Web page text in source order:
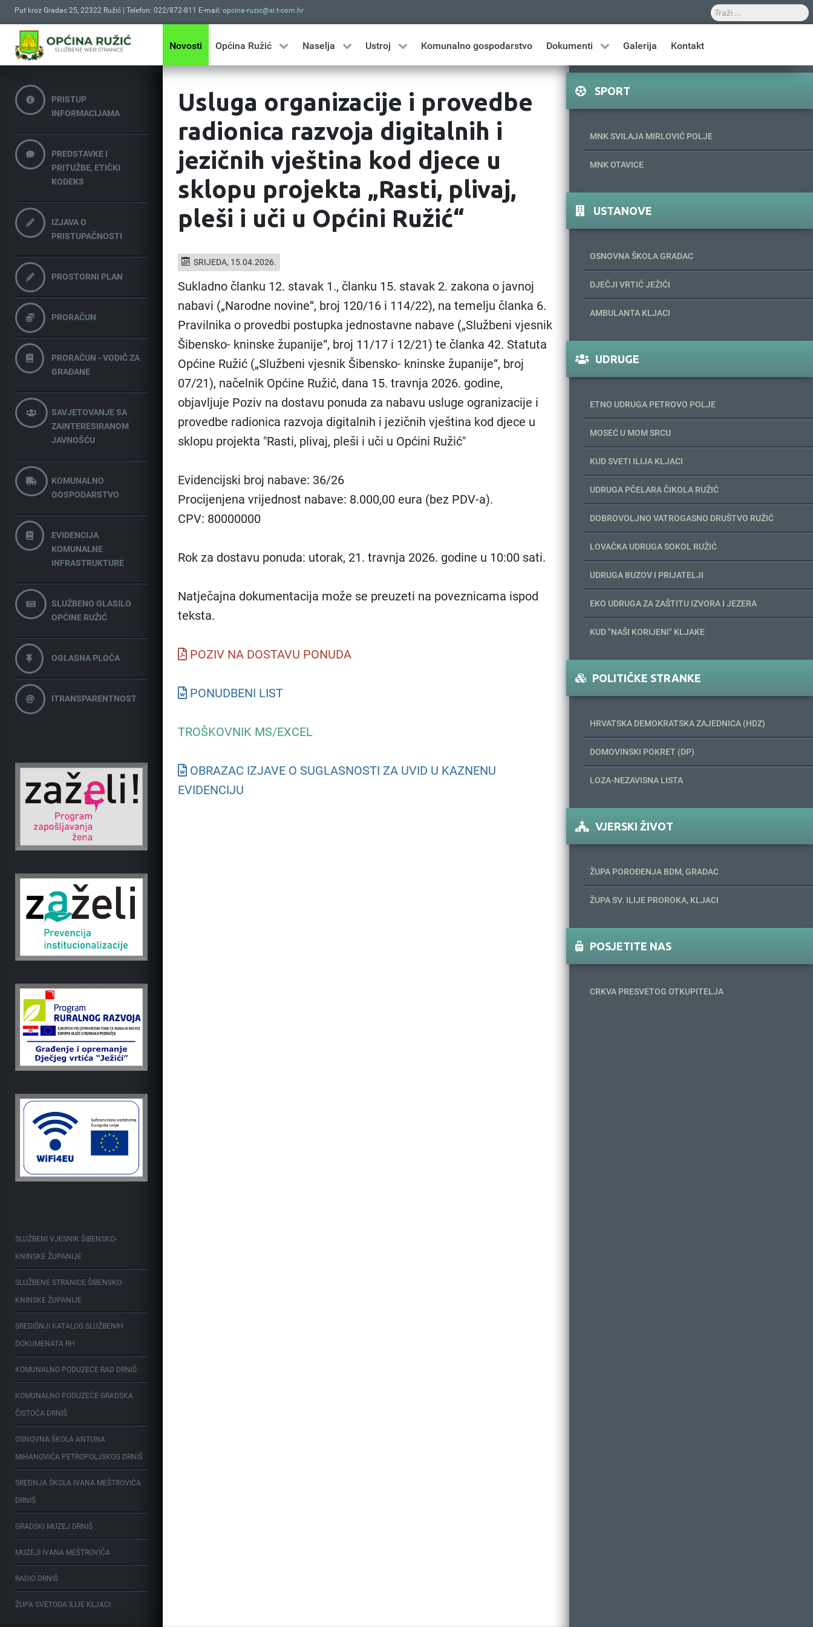
Put kroz Gradac 25, 22322 Ružić | Telefon: 022/872-811 E-mail: opcina-ruzic@si.t-com.hr
Novosti Općina Ružić Naselja Ustroj Komunalno gospodarstvo Dokumenti Galerija Kontakt
PRISTUP
INFORMACIJAMA
PREDSTAVKE I
PRITUŽBE, ETIČKI
KODEKS
IZJAVA O
PRISTUPAČNOSTI
PROSTORNI PLAN
PRORAČUN
PRORAČUN - VODIČ ZA
GRAĐANE
SAVJETOVANJE SA
ZAINTERESIRANOM
JAVNOŠĆU
KOMUNALNO
GOSPODARSTVO
EVIDENCIJA
KOMUNALNE
INFRASTRUKTURE
SLUŽBENO GLASILO
OPĆINE RUŽIĆ
OGLASNA PLOČA
ITRANSPARENTNOST
SLUŽBENI VJESNIK ŠIBENSKO-
KNINSKE ŽUPANIJE
SLUŽBENE STRANICE ŠIBENSKO-
KNINSKE ŽUPANIJE
SREDIŠNJI KATALOG SLUŽBENIH
DOKUMENATA RH
KOMUNALNO PODUZEĆE RAD DRNIŠ
KOMUNALNO PODUZEĆE GRADSKA
ČISTOĆA DRNIŠ
OSNOVNA ŠKOLA ANTUNA
MIHANOVIĆA PETROPOLJSKOG DRNIŠ
SREDNJA ŠKOLA IVANA MEŠTROVIĆA
DRNIŠ
GRADSKI MUZEJ DRNIŠ
MUZEJI IVANA MEŠTROVIĆA
RADIO DRNIŠ
ŽUPA SVETOGA ILIJE KLJACI
Usluga organizacije i provedbe
radionica razvoja digitalnih i
jezičnih vještina kod djece u
sklopu projekta „Rasti, plivaj,
pleši i uči u Općini Ružić“
SRIJEDA, 15.04.2026.
Sukladno članku 12. stavak 1., članku 15. stavak 2. zakona o javnoj
nabavi („Narodne novine“, broj 120/16 i 114/22), na temelju članka 6.
Pravilnika o provedbi postupka jednostavne nabave („Službeni vjesnik
Šibensko- kninske županije“, broj 11/17 i 12/21) te članka 42. Statuta
Općine Ružić („Službeni vjesnik Šibensko- kninske županije“, broj
07/21), načelnik Općine Ružić, dana 15. travnja 2026. godine,
objavljuje Poziv na dostavu ponuda za nabavu usluge ogranizacije i
provedbe radionica razvoja digitalnih i jezičnih vještina kod djece u
sklopu projekta "Rasti, plivaj, pleši i uči u Općini Ružić"
Evidencijski broj nabave: 36/26
Procijenjena vrijednost nabave: 8.000,00 eura (bez PDV-a).
CPV: 80000000
Rok za dostavu ponuda: utorak, 21. travnja 2026. godine u 10:00 sati.
Natječajna dokumentacija može se preuzeti na poveznicama ispod
teksta.
POZIV NA DOSTAVU PONUDA
PONUDBENI LIST
TROŠKOVNIK MS/EXCEL
OBRAZAC IZJAVE O SUGLASNOSTI ZA UVID U KAZNENU
EVIDENCIJU
SPORT
MNK SVILAJA MIRLOVIĆ POLJE
MNK OTAVICE
USTANOVE
OSNOVNA ŠKOLA GRADAC
DJEČJI VRTIĆ JEŽIĆI
AMBULANTA KLJACI
UDRUGE
ETNO UDRUGA PETROVO POLJE
MOSEĆ U MOM SRCU
KUD SVETI ILIJA KLJACI
UDRUGA PČELARA ČIKOLA RUŽIĆ
DOBROVOLJNO VATROGASNO DRUŠTVO RUŽIĆ
LOVAČKA UDRUGA SOKOL RUŽIĆ
UDRUGA BUZOV I PRIJATELJI
EKO UDRUGA ZA ZAŠTITU IZVORA I JEZERA
KUD "NAŠI KORIJENI" KLJAKE
POLITIČKE STRANKE
HRVATSKA DEMOKRATSKA ZAJEDNICA (HDZ)
DOMOVINSKI POKRET (DP)
LOZA-NEZAVISNA LISTA
VJERSKI ŽIVOT
ŽUPA POROĐENJA BDM, GRADAC
ŽUPA SV. ILIJE PROROKA, KLJACI
POSJETITE NAS
CRKVA PRESVETOG OTKUPITELJA